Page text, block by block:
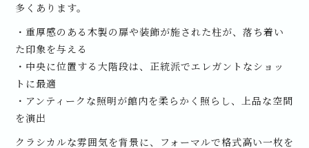
多くあります。
・重厚感のある木製の扉や装飾が施された柱が、落ち着い
た印象を与える
・中央に位置する大階段は、正統派でエレガントなショッ
トに最適
・アンティークな照明が館内を柔らかく照らし、上品な空間
を演出
クラシカルな雰囲気を背景に、フォーマルで格式高い一枚を